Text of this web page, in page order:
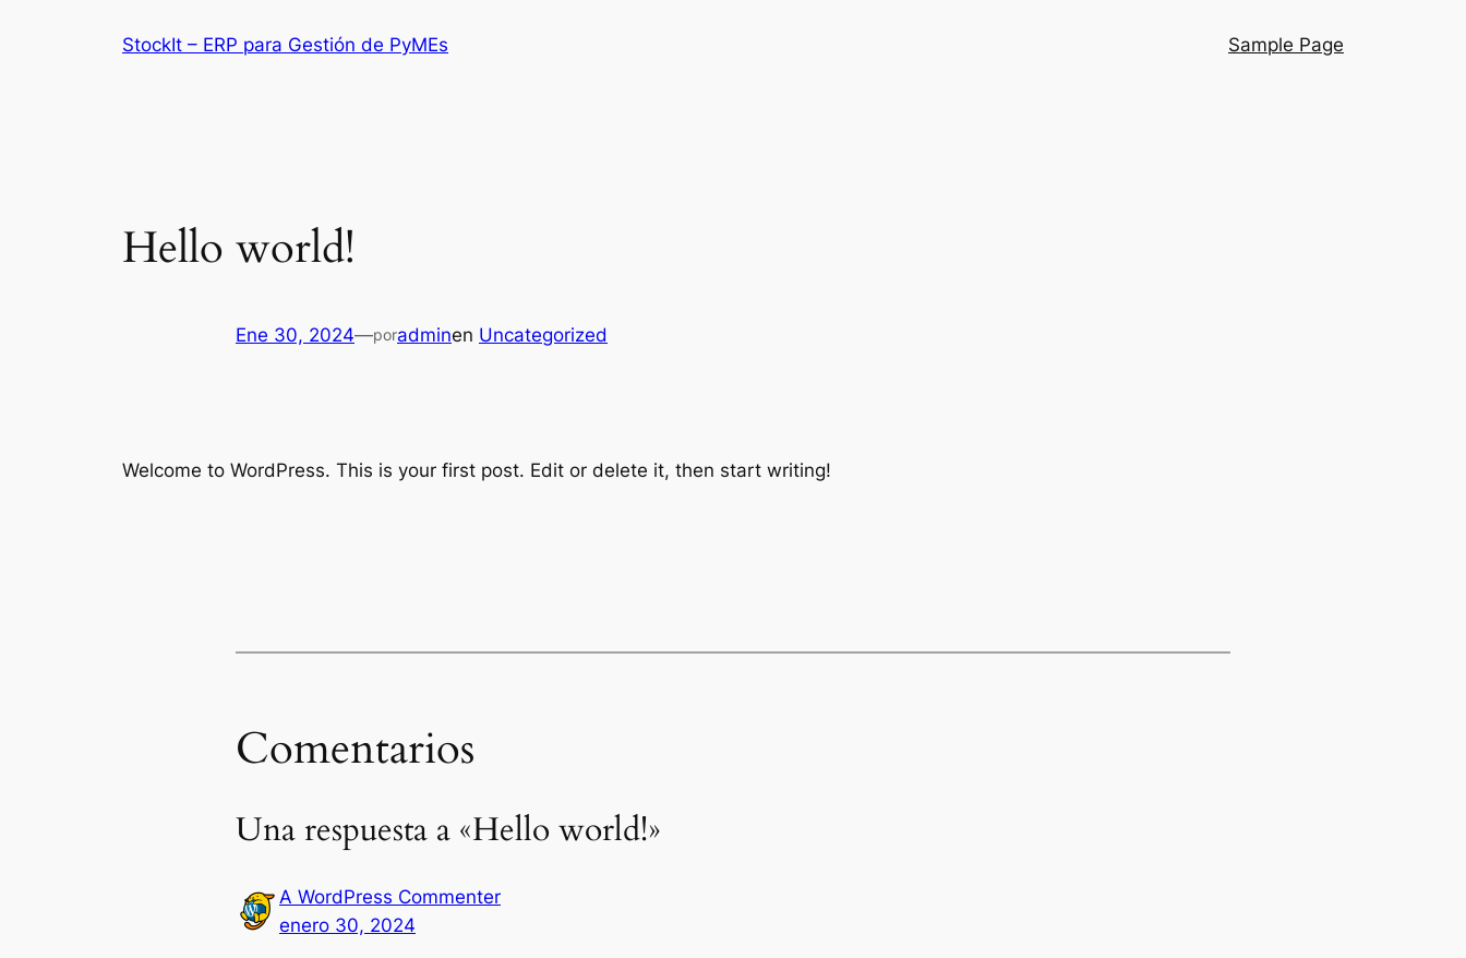
StockIt – ERP para Gestión de PyMEs Sample Page
Hello world!
Ene 30, 2024—poradminen Uncategorized
Welcome to WordPress. This is your first post. Edit or delete it, then start writing!
Comentarios
Una respuesta a «Hello world!»
A WordPress Commenter
enero 30, 2024